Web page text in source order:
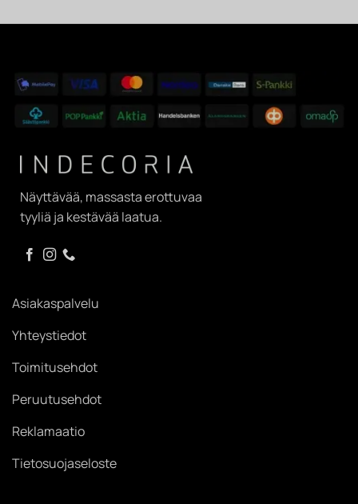
Näyttävää, massasta erottuvaa
tyyliä ja kestävää laatua.
Asiakaspalvelu
Yhteystiedot
Toimitusehdot
Peruutusehdot
Reklamaatio
Tietosuojaseloste